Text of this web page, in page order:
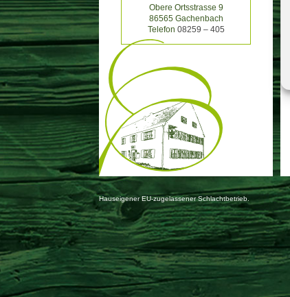
Obere Ortsstrasse 9
86565 Gachenbach
Telefon 08259 – 405
Hauseigener EU-zugelassener Schlachtbetrieb.